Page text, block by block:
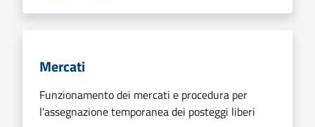
Mercati
Funzionamento dei mercati e procedura per
l'assegnazione temporanea dei posteggi liberi